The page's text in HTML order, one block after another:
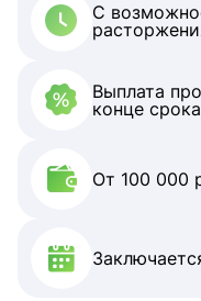
С
Выплата
конце срока
От 100 000